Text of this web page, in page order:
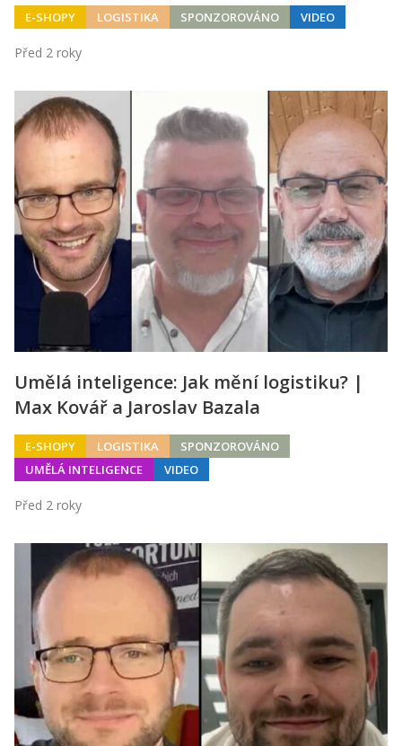
E-SHOPY LOGISTIKA SPONZOROVÁNO VIDEO
Před 2 roky
Umělá inteligence: Jak mění logistiku? |
Max Kovář a Jaroslav Bazala
E-SHOPY LOGISTIKA
SPONZOROVÁNO
UMĚLÁ INTELIGENCE
VIDEO
Před 2 roky